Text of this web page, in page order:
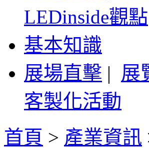
LEDinside觀點
基本知識
展場直擊 | 展
客製化活動
首頁 > 產業資訊